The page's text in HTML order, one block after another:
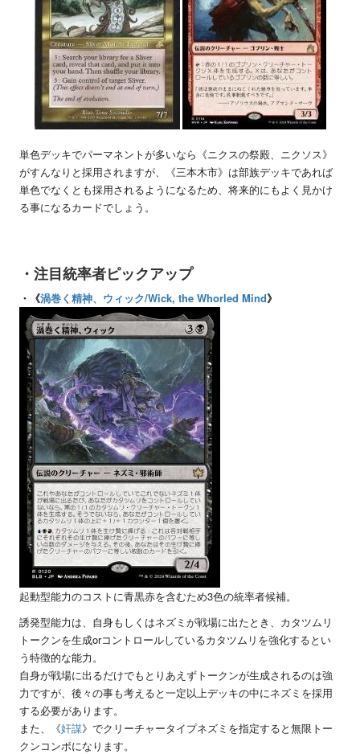
単色デッキでパーマネントが多いなら《ニクスの祭殿、ニクソス》
がすんなりと採用されますが、《三本木市》は部族デッキであれば
単色でなくとも採用されるようになるため、将来的にもよく見かけ
る事になるカードでしょう。
・注目統率者ピックアップ
・《渦巻く精神、ウィック/Wick, the Whorled Mind》
起動型能力のコストに青黒赤を含むため3色の統率者候補。
誘発型能力は、自身もしくはネズミが戦場に出たとき、カタツムリ
トークンを生成orコントロールしているカタツムリを強化するとい
う特徴的な能力。
自身が戦場に出るだけでもとりあえずトークンが生成されるのは強
力ですが、後々の事も考えると一定以上デッキの中にネズミを採用
する必要があります。
また、《奸謀》でクリーチャータイプネズミを指定すると無限トー
クンコンボになります。